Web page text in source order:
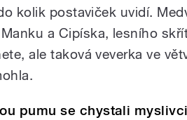
kolik postaviček uvidí.
a Cipíska, lesního
ale taková veverka ve
pumu se chystali myslivci